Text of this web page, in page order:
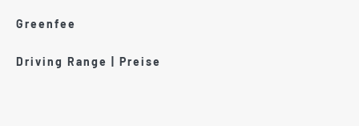
Greenfee
Driving Range | Preise